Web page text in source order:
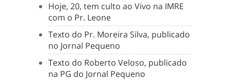
Hoje, 20, tem culto ao Vivo na IMRE
com o Pr. Leone
Texto do Pr. Moreira Silva, publicado
no Jornal Pequeno
Texto do Roberto Veloso, publicado
na PG do Jornal Pequeno